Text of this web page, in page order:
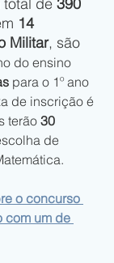
total de 390
14
Militar, são
do ensino
para o 1º ano
de inscrição é
terão 30
de
o concurso
com um de